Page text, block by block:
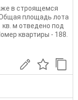
в строящемся
площадь лота
кв. м отведено под
квартиры - 188.